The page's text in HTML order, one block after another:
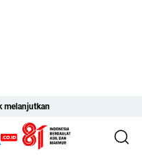
melanjutkan